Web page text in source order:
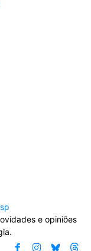
e opiniões